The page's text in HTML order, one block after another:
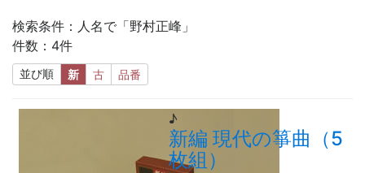
検索条件：人名で「野村正峰」
件数：4件
並び順 新 古 品番
♪
新編 現代の箏曲（5
枚組）